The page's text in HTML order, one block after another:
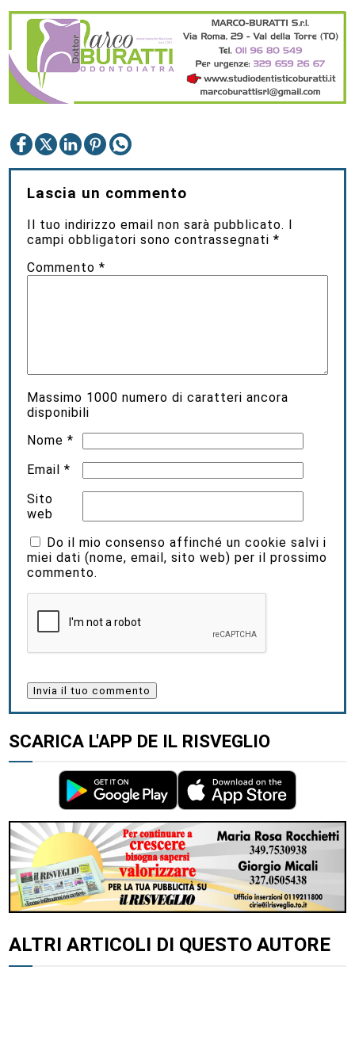
Lascia un commento
Il tuo indirizzo email non sarà pubblicato.
campi obbligatori sono contrassegnati*
Commento*
Massimo 1000 numero di caratteri ancora
disponibili
Nome*
Email*
Sito
web
Do il mio consenso affinché un cookie salvi i
miei dati (nome, email, sito web) per il prossimo
commento.
SCARICA L'APP DE IL RISVEGLIO
ALTRI ARTICOLI DI QUESTO AUTORE